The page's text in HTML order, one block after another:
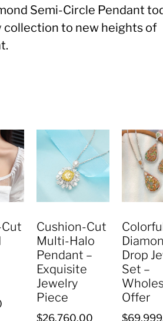
Semi-Circle Pendant
collection to new heights of
Cushion-Cut
Multi-Halo
Pendant –
Exquisite
Jewelry
Piece
$26,760.00
Drop
Set –
Offer
$